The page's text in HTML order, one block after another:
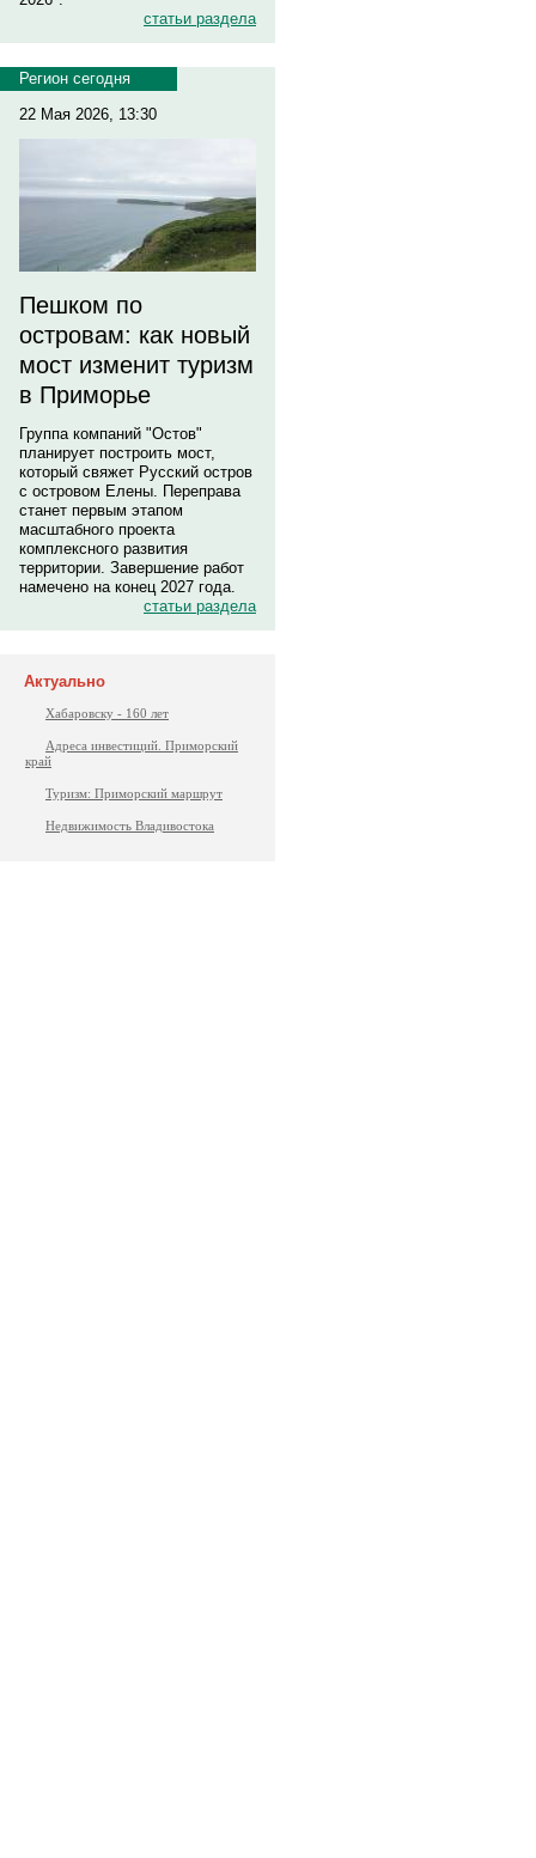
статьи раздела
Регион сегодня
22 Мая 2026, 13:30
Пешком по
островам: как новый
мост изменит туризм
в Приморье
Группа компаний "Остов"
планирует построить мост,
который свяжет Русский остров
с островом Елены. Переправа
станет первым этапом
масштабного проекта
комплексного развития
территории. Завершение работ
намечено на конец 2027 года.
статьи раздела
Актуально
Хабаровску - 160 лет
Адреса инвестиций. Приморский
край
Туризм: Приморский маршрут
Недвижимость Владивостока